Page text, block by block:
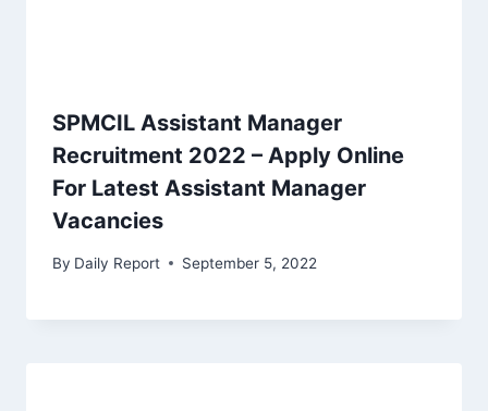
SPMCIL Assistant Manager
Recruitment 2022 – Apply Online
For Latest Assistant Manager
Vacancies
By Daily Report September 5, 2022